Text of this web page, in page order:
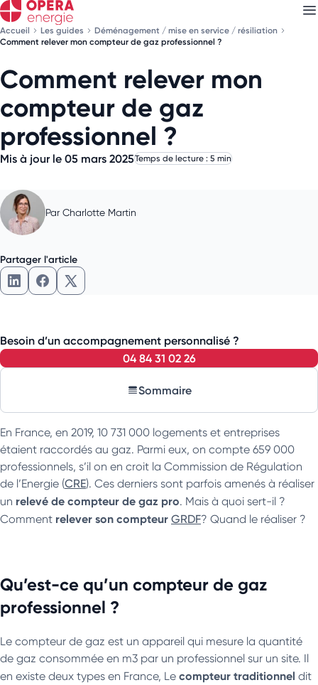
Accueil Les guides
Déménagement / mise en service / résiliation
Comment relever mon compteur de gaz professionnel ?
Comment relever mon
compteur de gaz
professionnel ?
Mis à jour le 05 mars 2025Temps de lecture : 5 min
Par Charlotte Martin
Partager l'article
Partager l'article sur LinkedIn
Partager l'article sur Facebook
Partager l'article sur X
Besoin d’un accompagnement personnalisé ?
04 84 31 02 26
Sommaire
En France, en 2019, 10 731 000 logements et entreprises
étaient raccordés au gaz. Parmi eux, on compte 659 000
professionnels, s’il on en croit la Commission de Régulation
de l’Energie (CRE). Ces derniers sont parfois amenés à réaliser
un relevé de compteur de gaz pro. Mais à quoi sert-il ?
Comment relever son compteur GRDF? Quand le réaliser ?
Qu’est-ce qu’un compteur de gaz
professionnel ?
Le compteur de gaz est un appareil qui mesure la quantité
de gaz consommée en m3 par un professionnel sur un site. Il
en existe deux types en France, Le compteur traditionnel dit
Découvrez nos newsletters
Choisissez les newsletters qui vous intéressent